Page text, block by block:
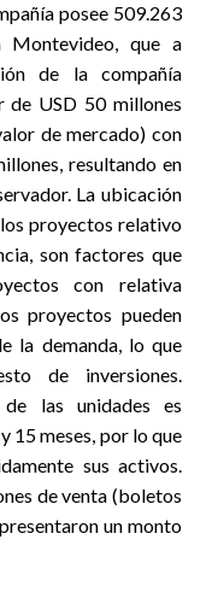
posee 509.263
Montevideo, que a
de la compañía
de USD 50 millones
de mercado) con
resultando en
La ubicación
proyectos relativo
son factores que
con relativa
proyectos pueden
la demanda, lo que
de inversiones.
las unidades es
15 meses, por lo que
sus activos.
de venta (boletos
un monto